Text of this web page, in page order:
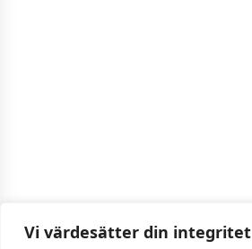
Vi värdesätter din integritet